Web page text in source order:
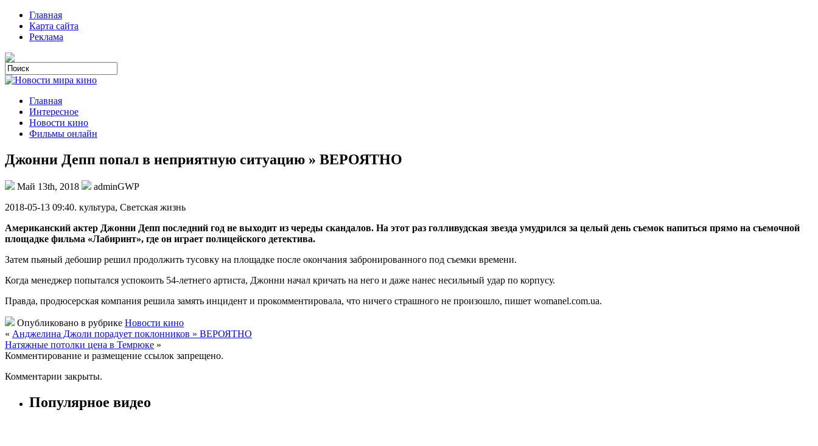
Главная
Карта сайта
Реклама
Главная
Интересное
Новости кино
Фильмы онлайн
Джонни Депп попал в неприятную ситуацию » ВЕРОЯТНО
Май 13th, 2018
adminGWP
2018-05-13 09:40. культурa, Светская жизнь
Американский актер Джонни Депп последний год не выходит из череды скандалов. На этот раз голливудская звезда умудрился за целый день съемок напиться прямо на съемочной
площадке фильма «Лабиринт», где он играет полицейского детектива.
Затем пьяный дебошир решил продолжить тусовку на площадке после окончания забронированного под съемки времени.
Когда менеджер попытался успокоить 54-летнего артиста, Джонни начал кричать на него и даже нанес несильный удар по корпусу.
Правда, продюсерская компания решила замять инцидент и прокомментировала, что ничего страшного не произошло, пишет womanel.com.ua.
Опубликовано в рубрике Новости кино
« Анджелина Джоли порадует поклонников » ВЕРОЯТНО
Натяжные потолки цена в Темрюке »
Комментирование и размещение ссылок запрещено.
Комментарии закрыты.
Популярное видео